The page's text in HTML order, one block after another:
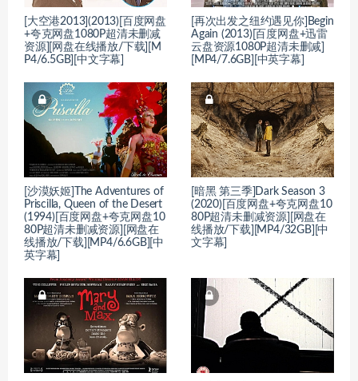
[大空港2013](2013)[百度网盘
+夸克网盘1080P超清未删减
资源][网盘在线播放/下载][M
P4/6.5GB][中文字幕]
[再次出发之纽约遇见你]Begin
Again (2013)[百度网盘+迅雷
云盘资源1080P超清未删减]
[MP4/7.6GB][中英字幕]
[沙漠妖姬]The Adventures of
Priscilla, Queen of the Desert
(1994)[百度网盘+夸克网盘10
80P超清未删减资源][网盘在
线播放/下载][MP4/6.6GB][中
英字幕]
[暗黑 第三季]Dark Season 3
(2020)[百度网盘+夸克网盘10
80P超清未删减资源][网盘在
线播放/下载][MP4/32GB][中
文字幕]